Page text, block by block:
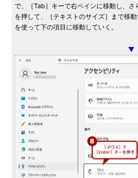
で、［Tab］キーで右ペインに移動し、さ
を押して、［テキストのサイズ］まで移
を使って下の項目に移動していく。
▼